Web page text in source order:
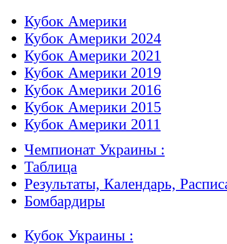
Кубок Америки
Кубок Америки 2024
Кубок Америки 2021
Кубок Америки 2019
Кубок Америки 2016
Кубок Америки 2015
Кубок Америки 2011
Чемпионат Украины :
Таблица
Результаты, Календарь,
Бомбардиры
Кубок Украины :